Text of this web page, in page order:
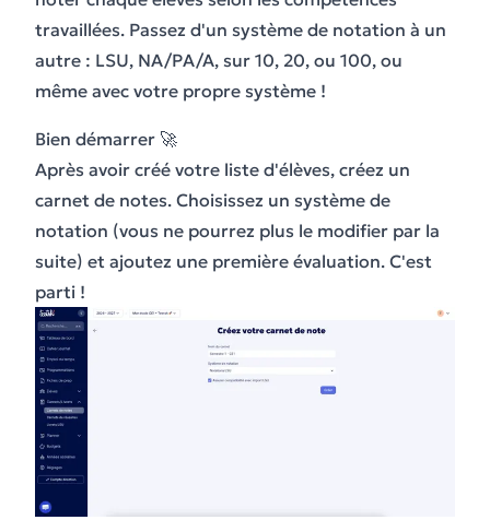
travaillées. Passez d'un système de notation à un
autre : LSU, NA/PA/A, sur 10, 20, ou 100, ou
même avec votre propre système !
Bien démarrer 🚀
Après avoir créé votre liste d'élèves, créez un
carnet de notes. Choisissez un système de
notation (vous ne pourrez plus le modifier par la
suite) et ajoutez une première évaluation. C'est
parti !